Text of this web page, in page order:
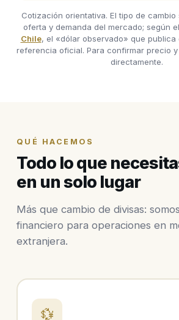
Cotización orientativa. El tipo de
oferta y demanda del mercado; según el
Chile, el «dólar observado» que publica
referencia oficial. Para confirmar precio
directamente.
QUÉ HACEMOS
Todo lo que
en un solo lugar
Más que cambio de divisas:
financiero para operaciones en
extranjera.
💱